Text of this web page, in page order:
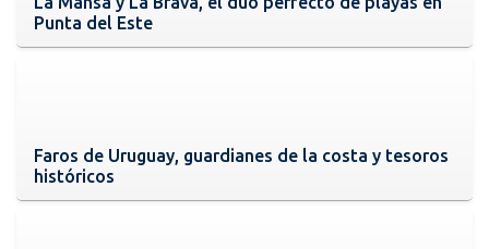
Punta del Este
Faros de Uruguay, guardianes de la costa y tesoros
históricos